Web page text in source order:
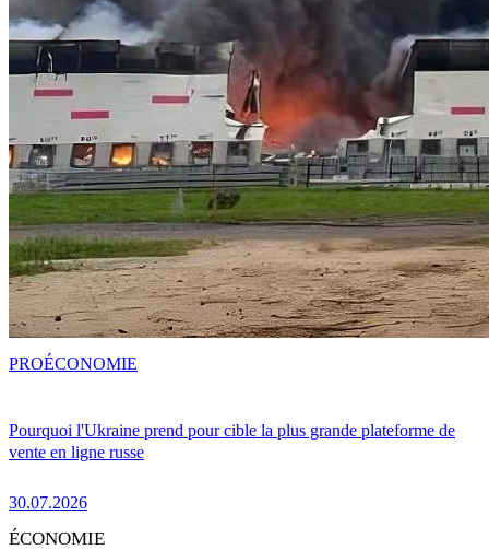
Pourquoi l'Ukraine prend pour cible la plus grande plateforme de
vente en ligne russe
30.07.2026
PROÉCONOMIE
ÉCONOMIE